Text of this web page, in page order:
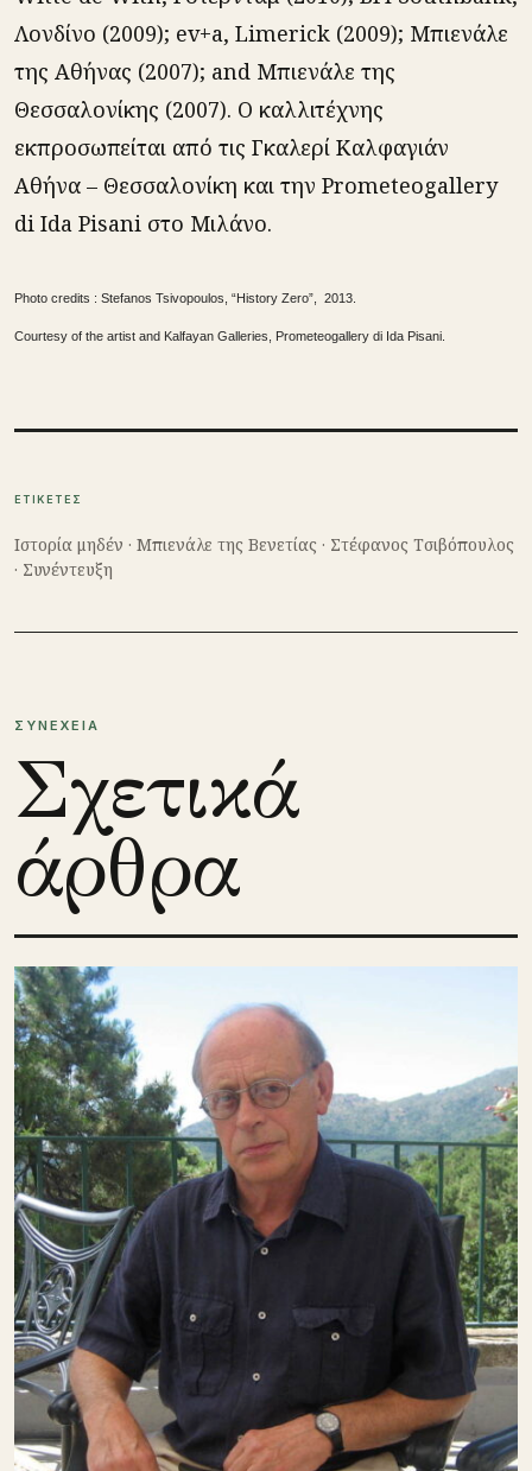
Λονδίνο (2009); ev+a, Limerick (2009); Μπιενάλε
της Αθήνας (2007); and Μπιενάλε της
Θεσσαλονίκης (2007). Ο καλλιτέχνης
εκπροσωπείται από τις Γκαλερί Καλφαγιάν
Αθήνα – Θεσσαλονίκη και την Prometeogallery
di Ida Pisani στο Μιλάνο.
Photo credits : Stefanos Tsivopoulos, “History Zero”, 2013.
Courtesy of the artist and Kalfayan Galleries, Prometeogallery di Ida Pisani.
ΕΤΙΚΕΤΕΣ
Ιστορία μηδέν · Μπιενάλε της Βενετίας · Στέφανος Τσιβόπουλος
· Συνέντευξη
ΣΥΝΕΧΕΙΑ
Σχετικά
άρθρα